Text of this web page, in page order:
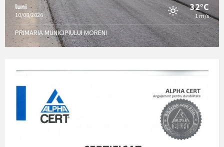
luni
10/08/2026
32°C
1 m/s
PRIMARIA MUNICIPIULUI MORENI